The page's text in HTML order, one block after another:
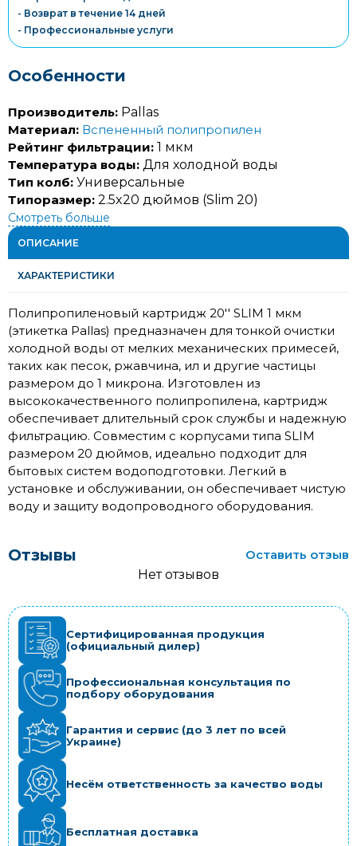
- Возврат в течение 14 дней
- Профессиональные услуги
Особенности
Производитель: Pallas
Материал: Вспененный полипропилен
Рейтинг фильтрации: 1 мкм
Температура воды: Для холодной воды
Тип колб: Универсальные
Типоразмер: 2.5x20 дюймов (Slim 20)
Смотреть больше
ОПИСАНИЕ
ХАРАКТЕРИСТИКИ
Полипропиленовый картридж 20'' SLIM 1 мкм
(этикетка Pallas) предназначен для тонкой очистки
холодной воды от мелких механических примесей,
таких как песок, ржавчина, ил и другие частицы
размером до 1 микрона. Изготовлен из
высококачественного полипропилена, картридж
обеспечивает длительный срок службы и надежную
фильтрацию. Совместим с корпусами типа SLIM
размером 20 дюймов, идеально подходит для
бытовых систем водоподготовки. Легкий в
установке и обслуживании, он обеспечивает чистую
воду и защиту водопроводного оборудования.
Отзывы
Оставить отзыв
Нет отзывов
Сертифицированная продукция
(официальный дилер)
Профессиональная консультация по
подбору оборудования
Гарантия и сервис (до 3 лет по всей
Украине)
Несём ответственность за качество воды
Бесплатная доставка